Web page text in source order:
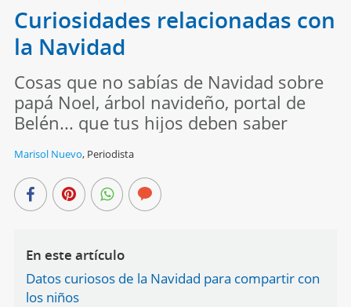
Curiosidades relacionadas con
la Navidad
Cosas que no sabías de Navidad sobre
papá Noel, árbol navideño, portal de
Belén... que tus hijos deben saber
Marisol Nuevo, Periodista
En este artículo
Datos curiosos de la Navidad para compartir con
los niños